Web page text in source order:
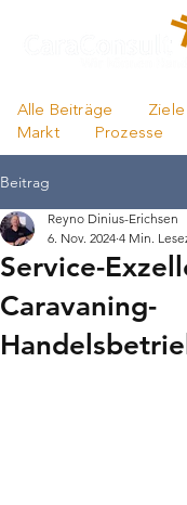
Alle Beiträge Ziele
Markt
Prozesse
Beitrag
Service-
Caravaning-
Reyno Dinius-Erichsen
6. Nov. 2024 4 Min.